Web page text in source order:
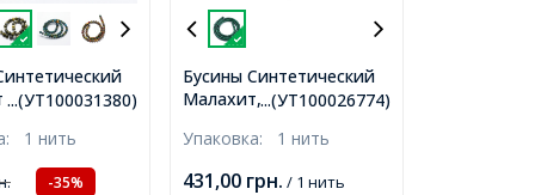
...(УТ100031380)
Круглые
1мм,
35.5см/нить,
1 нить
-35%
...(УТ100026774)
Бусины Синтетический
Малахит, Круглые
Отверстие: 0.6мм, около
Упаковка: 1 нить
431,00 грн. / 1 нить